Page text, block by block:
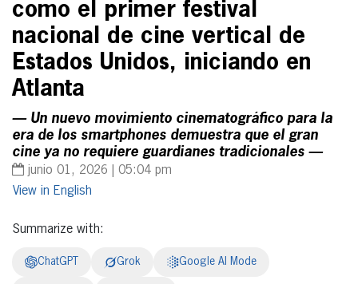
como el primer festival
nacional de cine vertical de
Estados Unidos, iniciando en
Atlanta
— Un nuevo movimiento cinematográfico para la
era de los smartphones demuestra que el gran
cine ya no requiere guardianes tradicionales —
junio 01, 2026 | 05:04 pm
English
Summarize with:
ChatGPT Grok Google AI Mode